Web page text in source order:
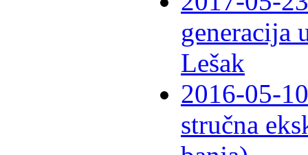
generacija
Lešak
2016-05-
stručna